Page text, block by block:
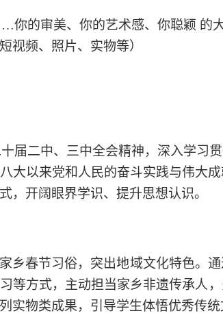
你的审美、你的艺术感、你聪颖 的
视频、 照片、实物等）
届二中、三中全会精神，深入学习
大以来党和人民的奋斗实践与伟大
，开阔眼界学识、提升思想认识。
乡春节习俗，突出地域文化特色。
等方式，主动担当家乡非遗传承人
实物类成果，引导学生体悟优秀传